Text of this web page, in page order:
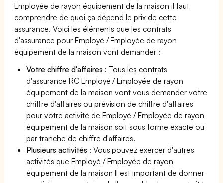
Employée de rayon équipement de la maison il faut
comprendre de quoi ça dépend le prix de cette
assurance. Voici les éléments que les contrats
d'assurance pour Employé / Employée de rayon
équipement de la maison vont demander :
Votre chiffre d'affaires : Tous les contrats
d'assurance RC Employé / Employée de rayon
équipement de la maison vont vous demander votre
chiffre d'affaires ou prévision de chiffre d'affaires
pour votre activité de Employé / Employée de rayon
équipement de la maison soit sous forme exacte ou
par tranche de chiffre d'affaires.
Plusieurs activités : Vous pouvez exercer d'autres
activités que Employé / Employée de rayon
équipement de la maison Il est important de donner